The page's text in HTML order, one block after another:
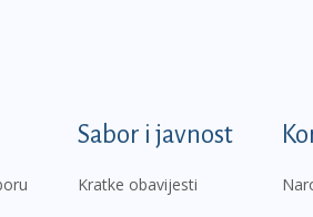
Sabor i javnost
Kratke obavijesti